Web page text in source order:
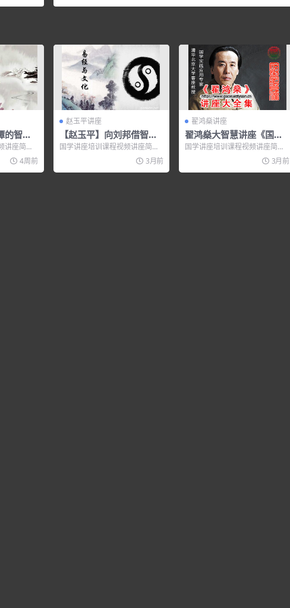
的智慧
讲座简
应用》适
4周前
赵玉平讲座
【赵玉平】向刘邦借智慧
之用人之道【高清】
国学讲座培训课程视频讲座简
介： 讲师介绍 赵玉平 中央电
3月前
翟鸿燊讲座
翟鸿燊大智慧讲座《国学
之大智慧 大智慧二》国学
国学讲座培训课程视频讲座简
介： 翟鸿燊大智慧讲座《国学之
大智慧 大智慧二》国学讲... 3月前